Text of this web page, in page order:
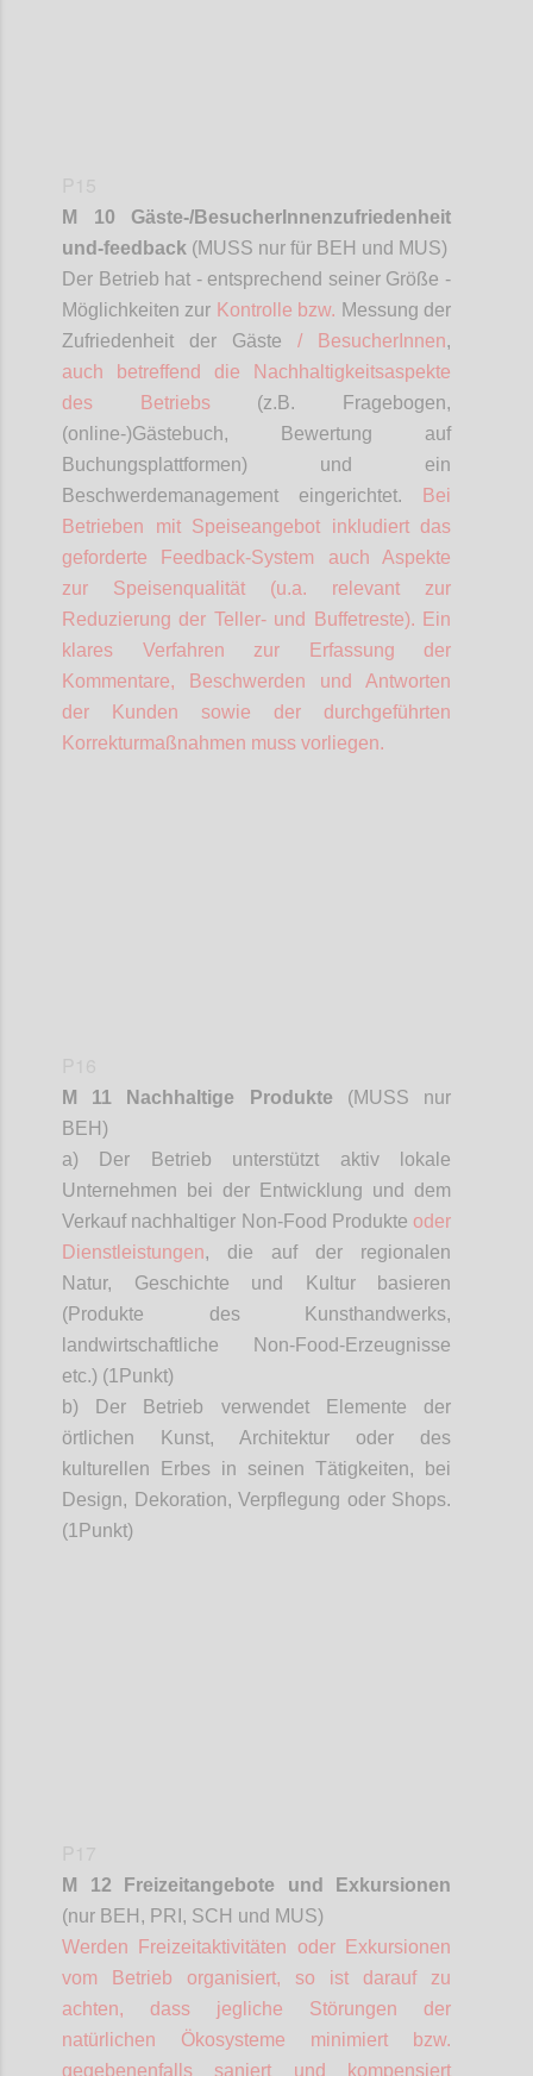
M 10 Gäste-/BesucherInnenzufriedenheit
und-feedback (MUSS nur für BEH und MUS)
Der Betrieb hat - entsprechend seiner Größe -
Möglichkeiten zur Kontrolle bzw. Messung der
Zufriedenheit der Gäste / BesucherInnen,
auch betreffend die Nachhaltigkeitsaspekte
des Betriebs(z.B. Fragebogen,
(online-)Gästebuch, Bewertung auf
Buchungsplattformen) und ein
Beschwerdemanagement eingerichtet.
Bei
Betrieben mit Speiseangebot inkludiert das
geforderte Feedback-System auch Aspekte
zur Speisenqualität (u.a. relevant zur
Reduzierung der Teller- und Buffetreste). Ein
klares Verfahren zur Erfassung der
Kommentare, Beschwerden und Antworten
der Kunden sowie der durchgeführten
Korrekturmaßnahmen muss vorliegen.
M 11 Nachhaltige Produkte (MUSS nur
BEH)
a) Der Betrieb unterstützt aktiv lokale
Unternehmen bei der Entwicklung und dem
Verkauf nachhaltiger Non-Food Produkte oder
Dienstleistungen, die auf der regionalen
Natur, Geschichte und Kultur basieren
(Produkte des Kunsthandwerks,
landwirtschaftliche Non-Food-Erzeugnisse
etc.) (1 Punkt)
b) Der Betrieb verwendet Elemente der
örtlichen Kunst, Architektur oder des
kulturellen Erbes in seinen Tätigkeiten, bei
Design, Dekoration, Verpflegung oder Shops.
(1 Punkt)
M 12 Freizeitangebote und Exkursionen
(nur BEH, PRI, SCH und MUS)
Werden Freizeitaktivitäten oder Exkursionen
vom Betrieb organisiert, so ist darauf zu
achten, dass jegliche Störungen der
natürlichen Ökosysteme minimiert bzw.
gegebenenfalls saniert und kompensiert